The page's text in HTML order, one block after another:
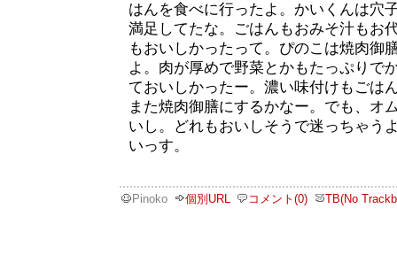
はんを食べに行ったよ。かいくんは穴
満足してたな。ごはんもおみそ汁もお
もおいしかったって。ぴのこは焼肉御
よ。肉が厚めで野菜とかもたっぷりで
ておいしかったー。濃い味付けもごは
また焼肉御膳にするかなー。でも、オ
いし。どれもおいしそうで迷っちゃう
いっす。
Pinoko 個別URL コメント(0) TB(No